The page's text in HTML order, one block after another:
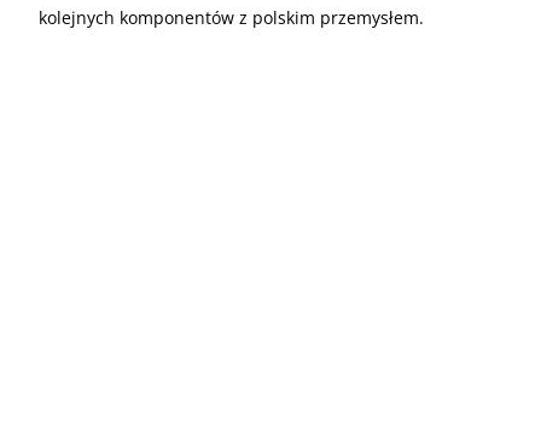
kolejnych komponentów z polskim przemysłem.